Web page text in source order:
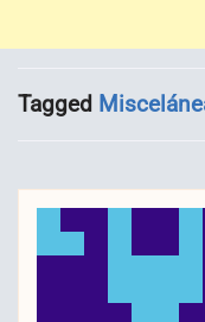
Tagged